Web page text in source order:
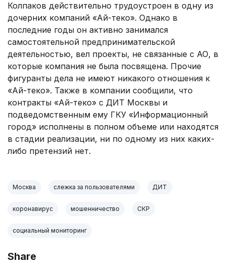
Колпаков действительно трудоустроен в одну из
дочерних компаний «Ай-теко». Однако в
последние годы он активно занимался
самостоятельной предпринимательской
деятельностью, вел проекты, не связанные с АО, в
которые компания не была посвящена. Прочие
фигуранты дела не имеют никакого отношения к
«Ай-теко». Также в компании сообщили, что
контракты «Ай-теко» с ДИТ Москвы и
подведомственным ему ГКУ «Информационный
город» исполнены в полном объеме или находятся
в стадии реализации, ни по одному из них каких-
либо претензий нет.
Москва слежка за пользователями ДИТ
коронавирус мошенничество СКР
социальный мониторинг
Share